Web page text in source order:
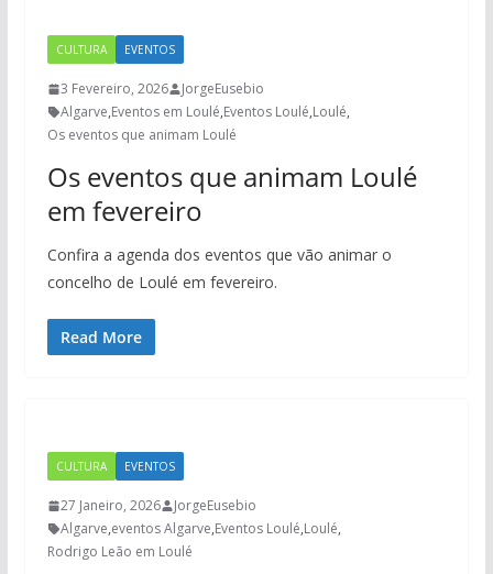
CULTURA EVENTOS
3 Fevereiro, 2026
JorgeEusebio
Algarve,Eventos em Loulé,Eventos Loulé,Loulé,
Os eventos que animam Loulé
Os eventos que animam Loulé
em fevereiro
Confira a agenda dos eventos que vão animar o
concelho de Loulé em fevereiro.
Read More
CULTURA EVENTOS
27 Janeiro, 2026
JorgeEusebio
Algarve,eventos Algarve,Eventos Loulé,Loulé,
Rodrigo Leão em Loulé